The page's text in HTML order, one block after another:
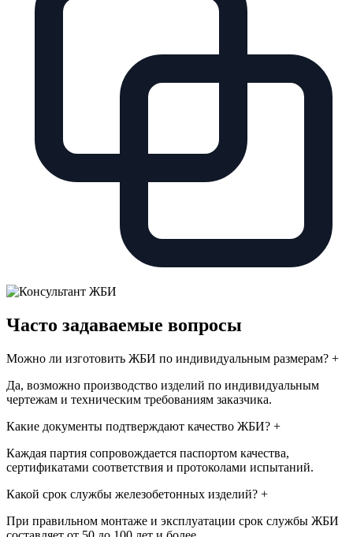
Часто задаваемые вопросы
Можно ли изготовить ЖБИ по индивидуальным размерам? +
Да, возможно производство изделий по индивидуальным
чертежам и техническим требованиям заказчика.
Какие документы подтверждают качество ЖБИ? +
Каждая партия сопровождается паспортом качества,
сертификатами соответствия и протоколами испытаний.
Какой срок службы железобетонных изделий? +
При правильном монтаже и эксплуатации срок службы ЖБИ